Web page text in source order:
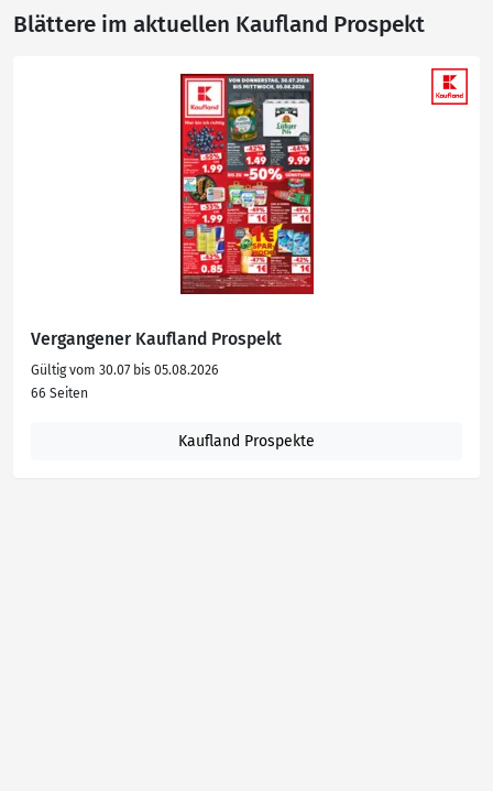
Blättere im aktuellen Kaufland Prospekt
Vergangener Kaufland Prospekt
Gültig vom 30.07 bis 05.08.2026
66 Seiten
Kaufland Prospekte